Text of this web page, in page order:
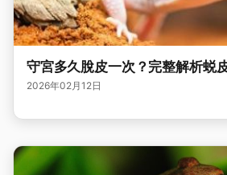
守宮多久脫皮一次？完整解析蜕
2026年02月12日